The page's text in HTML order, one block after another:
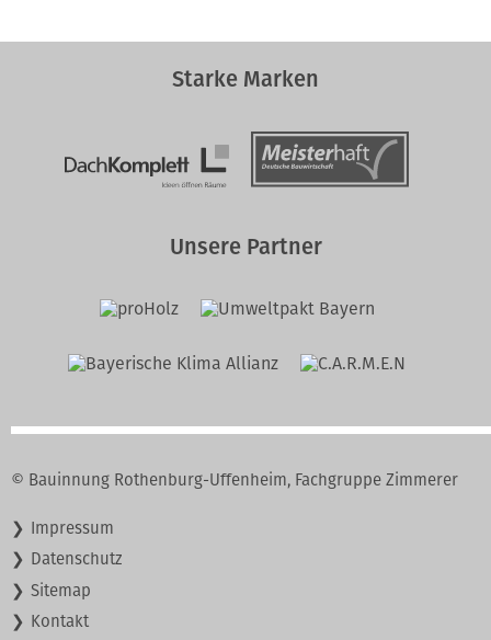
Soziales & Tarifpolitik
Innung
Starke Marken
Unsere Partner
© Bauinnung Rothenburg-Uffenheim, Fachgruppe Zimmerer
Navigation
überspringen
Impressum
Datenschutz
Sitemap
Kontakt